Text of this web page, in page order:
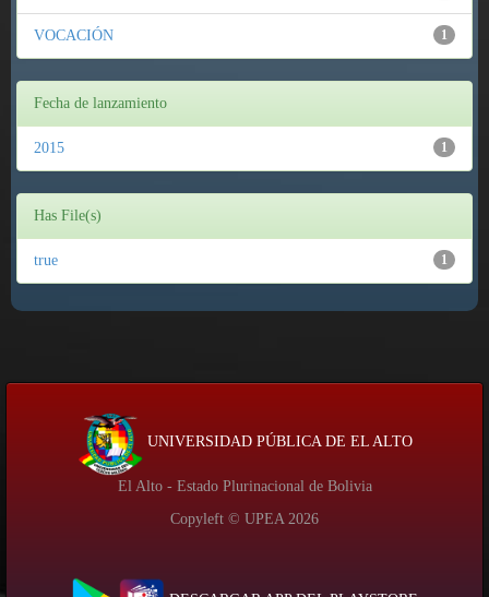
1
VOCACIÓN
Fecha de lanzamiento
1
2015
Has File(s)
1
true
UNIVERSIDAD PÚBLICA DE EL ALTO
El Alto - Estado Plurinacional de Bolivia
Copyleft © UPEA 2026